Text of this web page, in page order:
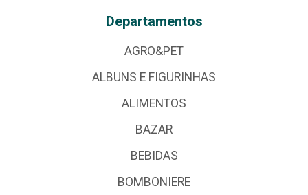
Departamentos
AGRO&PET
ALBUNS E FIGURINHAS
ALIMENTOS
BAZAR
BEBIDAS
BOMBONIERE